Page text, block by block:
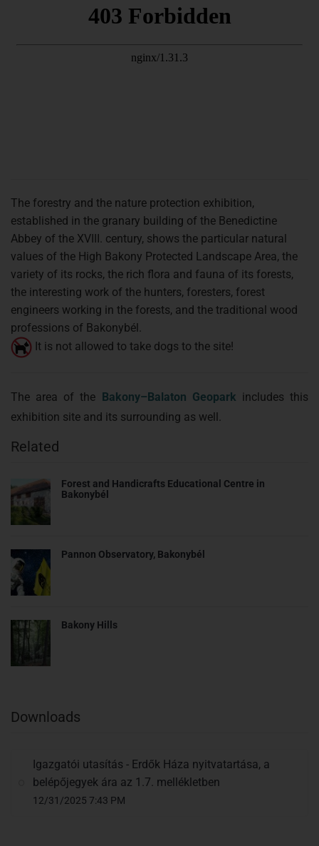
The forestry and the nature protection exhibition,
established in the granary building of the Benedictine
Abbey of the XVIII. century, shows the particular natural
values of the High Bakony Protected Landscape Area, the
variety of its rocks, the rich flora and fauna of its forests,
the interesting work of the hunters, foresters, forest
engineers working in the forests, and the traditional wood
professions of Bakonybél.
It is not allowed to take dogs to the site!
The area of the Bakony–Balaton Geopark includes this
exhibition site and its surrounding as well.
Related
Forest and Handicrafts Educational Centre in
Bakonybél
Pannon Observatory, Bakonybél
Bakony Hills
Downloads
Igazgatói utasítás - Erdők Háza nyitvatartása, a
belépőjegyek ára az 1.7. mellékletben
12/31/2025 7:43 PM